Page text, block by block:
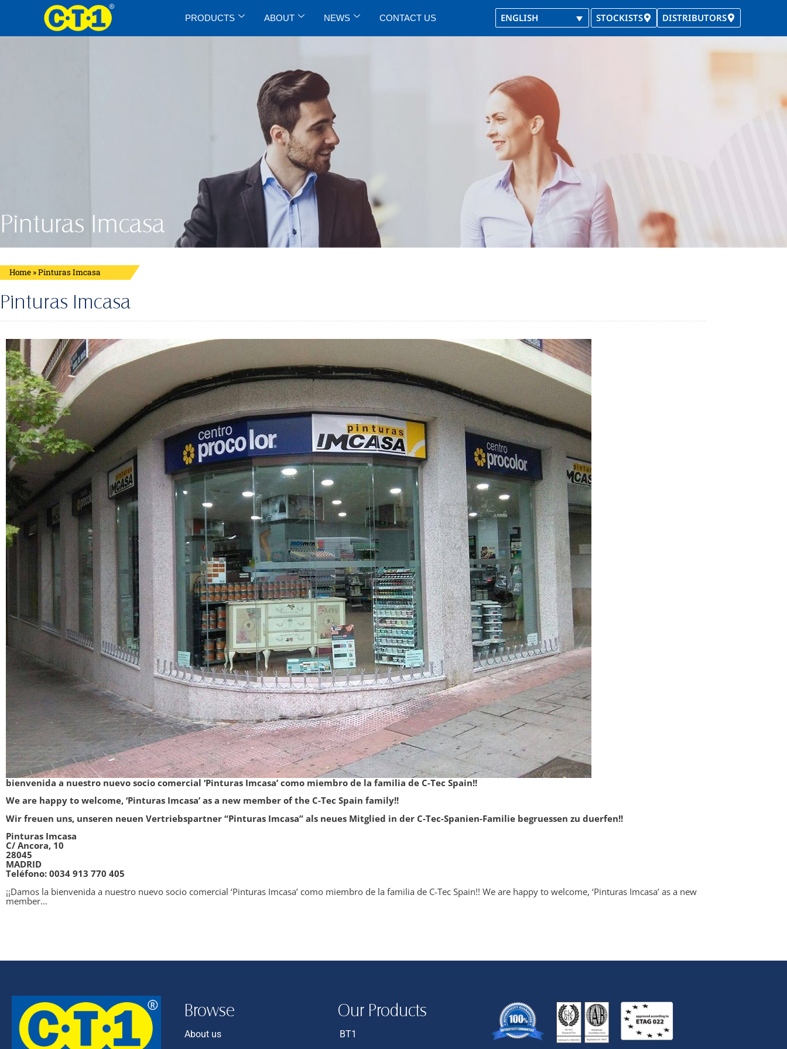
PRODUCTS ABOUT NEWS CONTACT US ENGLISH STOCKISTS DISTRIBUTORS
Pinturas Imcasa
Home »Pinturas Imcasa
Pinturas Imcasa
bienvenida a nuestro nuevo socio comercial ‘Pinturas Imcasa’ como miembro de la familia de C-Tec Spain!!
We are happy to welcome, ‘Pinturas Imcasa’ as a new member of the C-Tec Spain family!!
Wir freuen uns, unseren neuen Vertriebspartner “Pinturas Imcasa” als neues Mitglied in der C-Tec-Spanien-Familie begruessen zu duerfen!!
Pinturas Imcasa
C/ Ancora, 10
28045
MADRID
Teléfono: 0034 913 770 405
¡¡Damos la bienvenida a nuestro nuevo socio comercial ‘Pinturas Imcasa’ como miembro de la familia de C-Tec Spain!! We are happy to welcome, ‘Pinturas Imcasa’ as a new
member…
Browse
About us
Our Products
BT1